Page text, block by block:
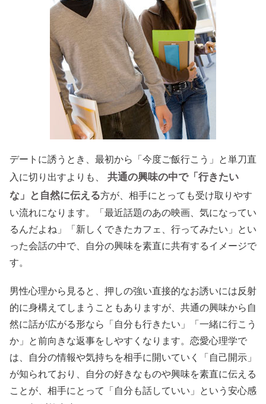
デートに誘うとき、最初から「今度ご飯行こう」と単刀直
入に切り出すよりも、
共通の興味の中で「行きたい
な」と自然に伝える方が、相手にとっても受け取りやす
い流れになります。「最近話題のあの映画、気になってい
るんだよね」「新しくできたカフェ、行ってみたい」とい
った会話の中で、自分の興味を素直に共有するイメージで
す。
男性心理から見ると、押しの強い直接的なお誘いには反射
的に身構えてしまうこともありますが、共通の興味から自
然に話が広がる形なら「自分も行きたい」「一緒に行こう
か」と前向きな返事をしやすくなります。恋愛心理学で
は、自分の情報や気持ちを相手に開いていく「自己開示」
が知られており、自分の好きなものや興味を素直に伝える
ことが、相手にとって「自分も話していい」という安心感